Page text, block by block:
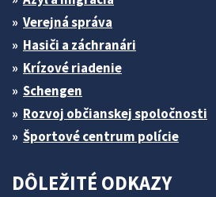
Verejná správa
Hasiči a záchranári
Krízové riadenie
Schengen
Rozvoj občianskej spoločnosti
Športové centrum polície
DÔLEŽITÉ ODKAZY